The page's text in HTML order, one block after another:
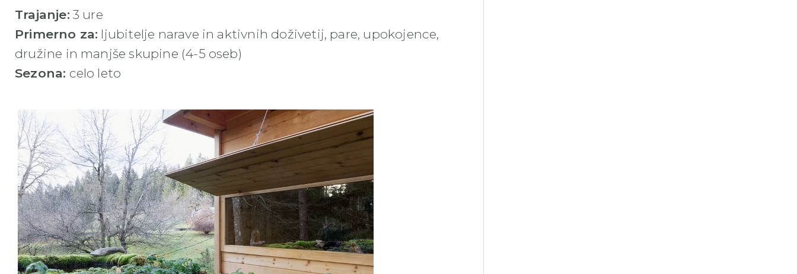
Trajanje: 3 ure
Primerno za: ljubitelje narave in aktivnih doživetij, pare, upokojence,
družine in manjše skupine (4-5 oseb)
Sezona: celo leto